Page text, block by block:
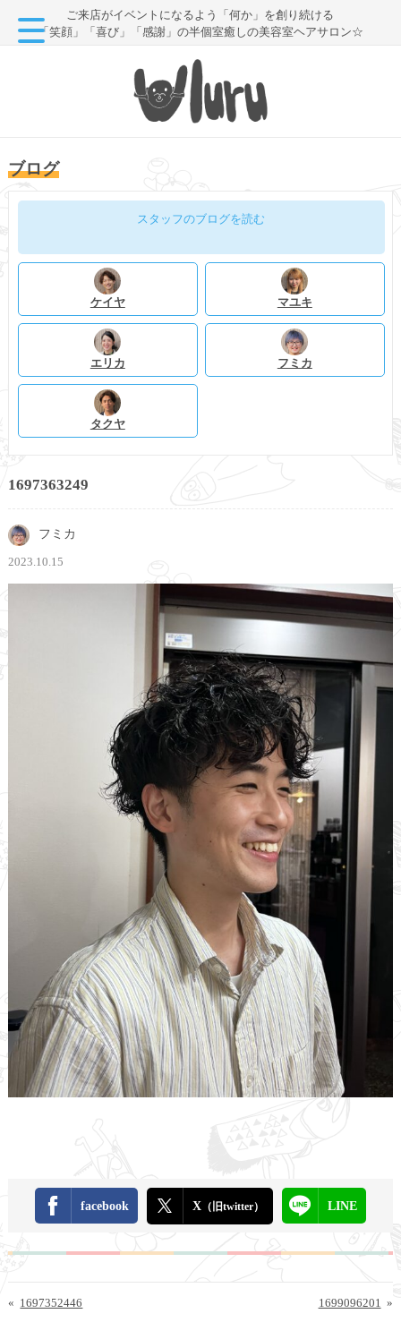
ご来店がイベントになるよう「何か」を創り続ける
「笑顔」「喜び」「感謝」の半個室癒しの美容室ヘアサロン☆
ブログ
スタッフのブログを読む
ケイヤ マユキ
エリカ フミカ
タクヤ
1697363249
フミカ
2023.10.15
facebook X（旧twitter） LINE
« 1697352446 »
1699096201